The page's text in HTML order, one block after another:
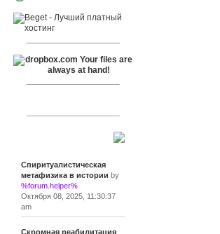
с:
Спиритуалистическая
метафизика в истории by
%forum.helper%
Октября 08, 2025, 11:30:37
am
Скромная реабилитация